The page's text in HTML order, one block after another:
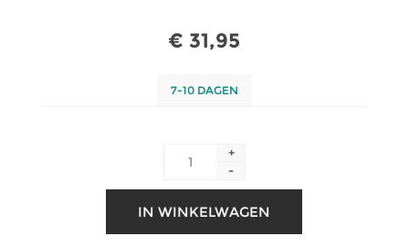
€ 31,95
7-10 DAGEN
+
-